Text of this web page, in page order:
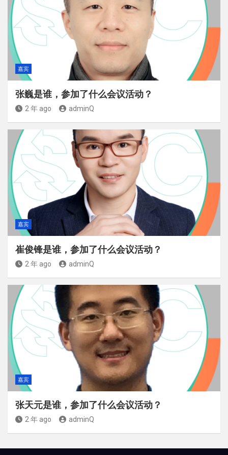
嘉宾
张巍是谁，参加了什么会议活动？
2 年 ago adminQ
嘉宾
崔俊锋是谁，参加了什么会议活动？
2 年 ago adminQ
嘉宾
张天元是谁，参加了什么会议活动？
2 年 ago adminQ